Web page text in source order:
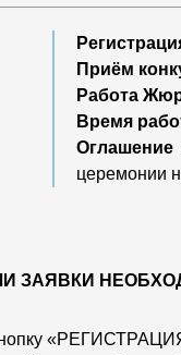
Приём
Работа
Время
Оглашение
церемонии
ЗАЯВКИ